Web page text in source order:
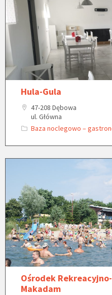
Hula-Gula
47-208 Dębowa
ul. Główna
Baza noclegowo –
Ośrodek
Makadam